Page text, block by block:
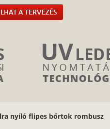
A TERVEZÉS
nyíló flipes bőrtok rombusz